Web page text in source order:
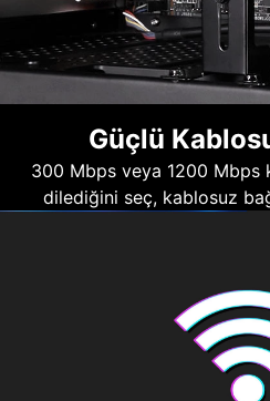
Güçlü
300 Mbps veya 1200 Mbps
dilediğini seç, kablosuz